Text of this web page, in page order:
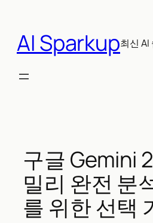
AI Sparkup최신 AI
구글 Gemini
밀리 완전 분
를 위한 선택